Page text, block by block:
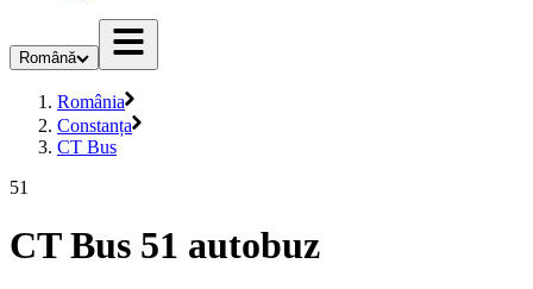
Română
România
Constanța
CT Bus
51
CT Bus 51 autobuz